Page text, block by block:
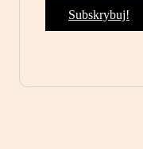
Subskrybuj!